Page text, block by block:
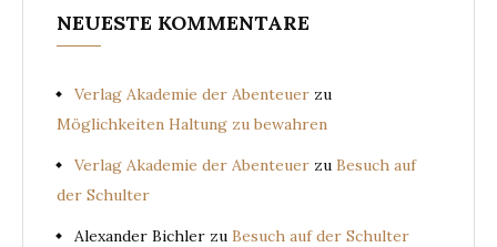
NEUESTE KOMMENTARE
Verlag Akademie der Abenteuer zu
Möglichkeiten Haltung zu bewahren
Verlag Akademie der Abenteuer zu Besuch auf
der Schulter
Alexander Bichler zu Besuch auf der Schulter